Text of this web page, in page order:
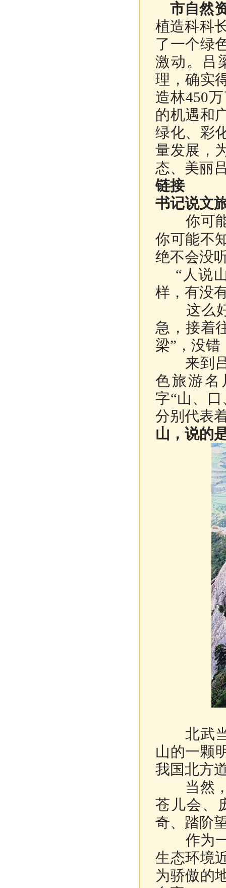
市自然
植造科科
了一个绿
激动。吕
理，确实
造林450
的机遇和
绿化、彩
量发展，
态、美丽
链接
书记说文
你可
你可能不
绝不会没
“人说
样，有没
这么好
急，接着
梁”，没
来到吕
色旅游名
字“山、
分别代表
山，说的
北武当
山的一颗
我国北方
当然，
苍儿会、
奇、踏阶
作为一
生态环境
为骄傲的